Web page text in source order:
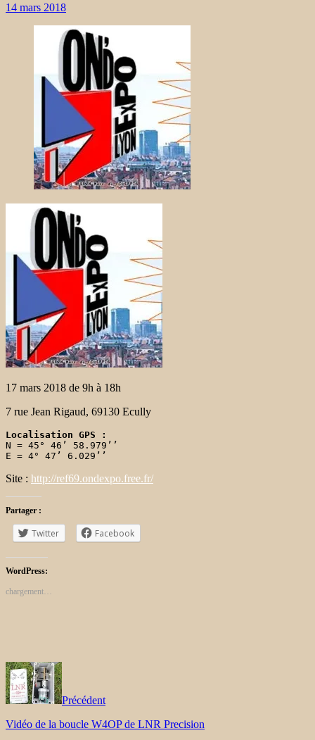
14 mars 2018
17 mars 2018 de 9h à 18h
7 rue Jean Rigaud, 69130 Ecully
Localisation GPS :
N = 45° 46’ 58.979’’
E = 4° 47’ 6.029’’
Site : http://ref69.ondexpo.free.fr/
Partager :
Twitter Facebook
WordPress:
chargement…
Précédent
Vidéo de la boucle W4OP de LNR Precision